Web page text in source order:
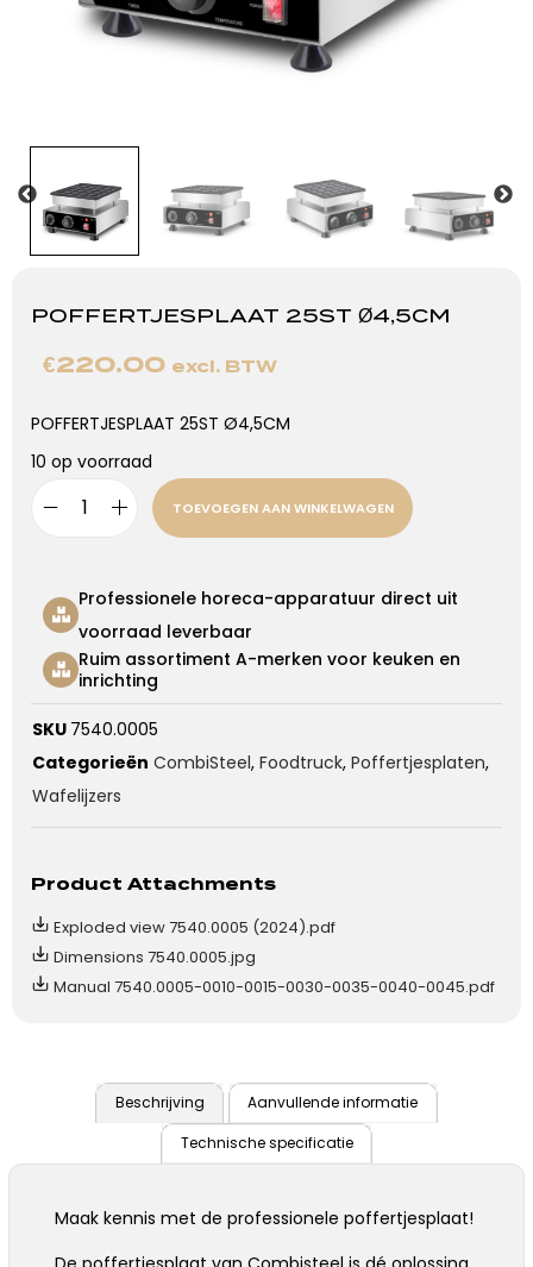
POFFERTJESPLAAT 25ST Ø4,5CM
€220.00 excl. BTW
POFFERTJESPLAAT 25ST Ø4,5CM
10 op voorraad
TOEVOEGEN AAN WINKELWAGEN
Professionele horeca-apparatuur direct uit
voorraad leverbaar
Ruim assortiment A-merken voor keuken en
inrichting
SKU 7540.0005
Categorieën CombiSteel, Foodtruck, Poffertjesplaten,
Wafelijzers
Product Attachments
Exploded view 7540.0005 (2024).pdf
Dimensions 7540.0005.jpg
Manual 7540.0005-0010-0015-0030-0035-0040-0045.pdf
Beschrijving Aanvullende informatie
Technische specificatie
Maak kennis met de professionele poffertjesplaat!